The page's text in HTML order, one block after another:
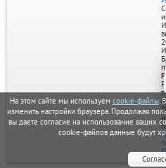
На этом сайте мы используем cookie-файлы.
изменить настройки браузера. Продолжая
вы даете согласие на использование ваших
cookie-файлов данные будут